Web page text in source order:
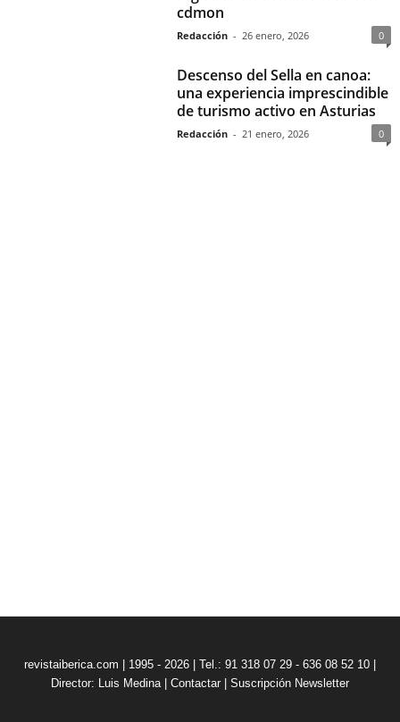
cdmon
Redacción - 26 enero, 2026 0
Descenso del Sella en canoa:
una experiencia imprescindible
de turismo activo en Asturias
Redacción - 21 enero, 2026 0
revistaiberica.com | 1995 - 2026 | Tel.: 91 318 07 29 - 636 08 52 10 |
Director: Luis Medina| Contactar Suscripción Newsletter